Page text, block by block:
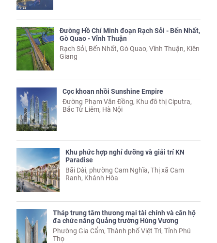
Đường Hồ Chí Minh đoạn Rạch Sỏi - Bến Nhất,
Gò Quao - Vĩnh Thuận
Rạch Sỏi, Bến Nhất, Gò Quao, Vĩnh Thuận, Kiên
Giang
Cọc khoan nhồi Sunshine Empire
Đường Phạm Văn Đồng, Khu đô thị Ciputra,
Bắc Từ Liêm, Hà Nội
Khu phức hợp nghỉ dưỡng và giải trí KN
Paradise
Bãi Dài, phường Cam Nghĩa, Thị xã Cam
Ranh, Khánh Hòa
Tháp trung tâm thương mại tài chính và căn hộ
đa chức năng Quảng trường Hùng Vương
Phường Gia Cẩm, Thành phố Việt Trì, Tỉnh Phú
Thọ